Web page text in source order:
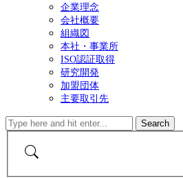
企業理念
会社概要
組織図
本社・事業所
ISO認証取得
研究開発
加盟団体
主要取引先